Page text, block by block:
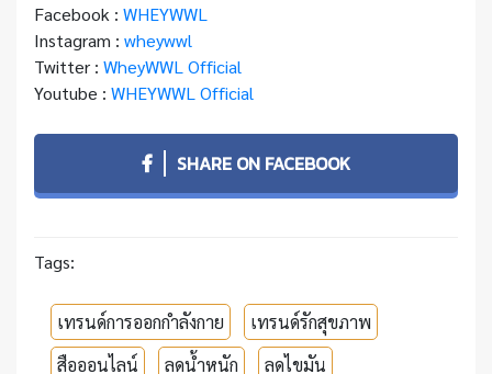
Facebook : WHEYWWL
Instagram : wheywwl
Twitter : WheyWWL Official
Youtube : WHEYWWL Official
SHARE ON FACEBOOK
Tags:
เทรนด์การออกกำลังกาย
เทรนด์รักสุขภาพ
สือออนไลน์
ลดน้ำหนัก ลดไขมัน